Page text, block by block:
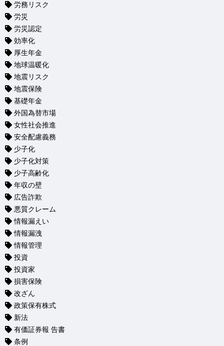
労務リスク
労災
労災認定
効率化
厚生年金
地球温暖化
地震リスク
地震保険
基礎年金
外国為替市場
女性社会推進
安全配慮義務
少子化
少子化対策
少子高齢化
年収の壁
広告詐欺
悪質クレーム
情報漏えい
情報漏洩
情報管理
投資
投資家
損害保険
改ざん
政策保有株式
新法
有価証券報 告書
条例